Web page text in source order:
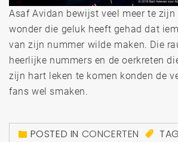
Asaf Avidan bewijst veel meer te zijn
wonder die geluk heeft gehad dat
van zijn nummer wilde maken. Die
heerlijke nummers en de oerkreten
zijn hart leken te komen konden de
fans wel smaken.
POSTED IN CONCERTEN